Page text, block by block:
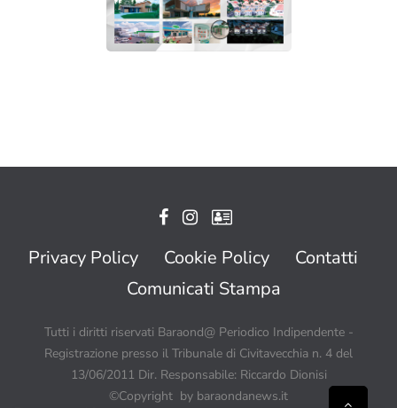
Privacy Policy Cookie Policy
Contatti
Comunicati Stampa
Tutti i diritti riservati Baraond@ Periodico Indipendente -
Registrazione presso il Tribunale di Civitavecchia n. 4 del
13/06/2011 Dir. Responsabile: Riccardo Dionisi
©Copyright by baraondanews.it